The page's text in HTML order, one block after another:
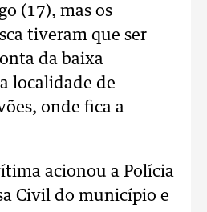
(17), mas os
tiveram que ser
da baixa
localidade de
onde fica a
acionou a Polícia
Civil do município e